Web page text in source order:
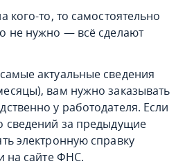
кого-то, то самостоятельно
не нужно — всё сделают
актуальные сведения
вам нужно заказывать
у работодателя. Если
сведений за предыдущие
электронную справку
на сайте ФНС.